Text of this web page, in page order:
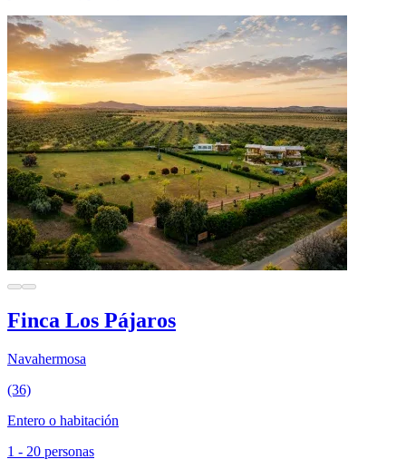
Finca Los Pájaros
Navahermosa
(36)
Entero o habitación
1 - 20 personas